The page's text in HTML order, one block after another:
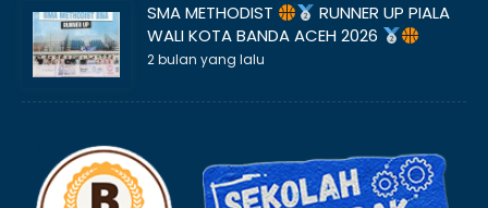
SMA METHODIST
RUNNER UP PIALA
WALI KOTA BANDA ACEH 2026
2 bulan yang lalu